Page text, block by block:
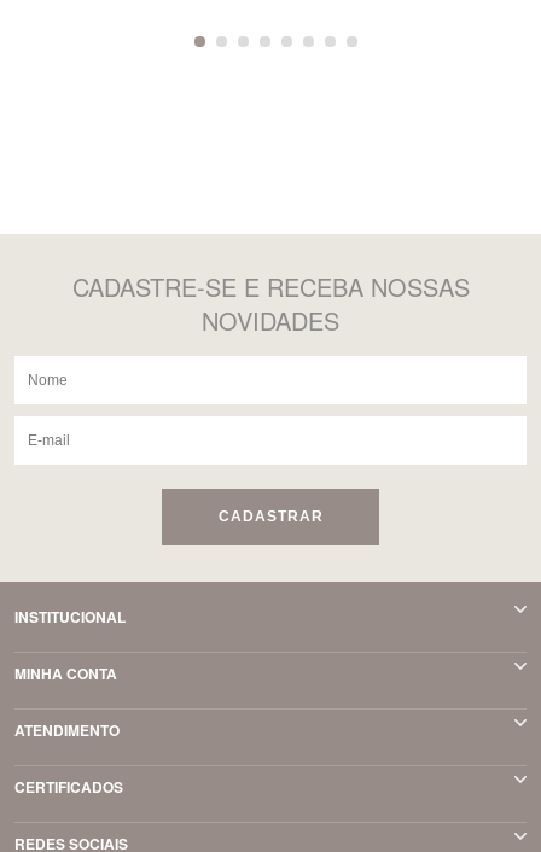
CADASTRE-SE E RECEBA NOSSAS
NOVIDADES
CADASTRAR
INSTITUCIONAL
MINHA CONTA
ATENDIMENTO
CERTIFICADOS
REDES SOCIAIS